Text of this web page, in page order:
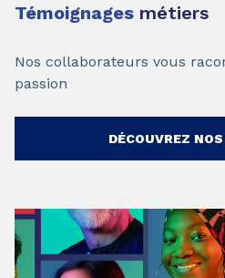
Témoignages métiers
Nos collaborateurs vous
passion
DÉCOUVREZ